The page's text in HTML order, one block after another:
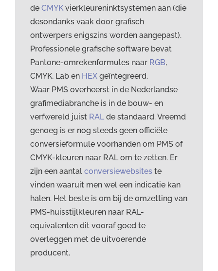
deCMYK vierkleureninktsystemen aan (die
desondanks vaak door grafisch
ontwerpers enigszins worden aangepast).
Professionele grafische software bevat
Pantone-omrekenformules naar RGB,
CMYK, Lab en HEX geïntegreerd.
Waar PMS overheerst in de Nederlandse
grafimediabranche is in de bouw- en
verfwereld juist RAL de standaard. Vreemd
genoeg is er nog steeds geen officiële
conversieformule voorhanden om PMS of
CMYK-kleuren naar RAL om te zetten. Er
zijn een aantalconversiewebsites te
vinden waaruit men wel een indicatie kan
halen. Het beste is om bij de omzetting van
PMS-huisstijlkleuren naar RAL-
equivalenten dit vooraf goed te
overleggen met de uitvoerende
producent.